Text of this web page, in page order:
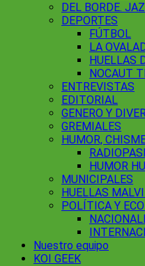
DEL BORDE.
DEPORTES
FÚTBOL
LA
HUELLAS
NOCAUT
ENTREVISTAS
EDITORIAL
GENERO Y
GREMIALES
HUMOR,
HUMOR
MUNICIPALES
HUELLAS
POLÍTICA Y
Nuestro equipo
KOI GEEK